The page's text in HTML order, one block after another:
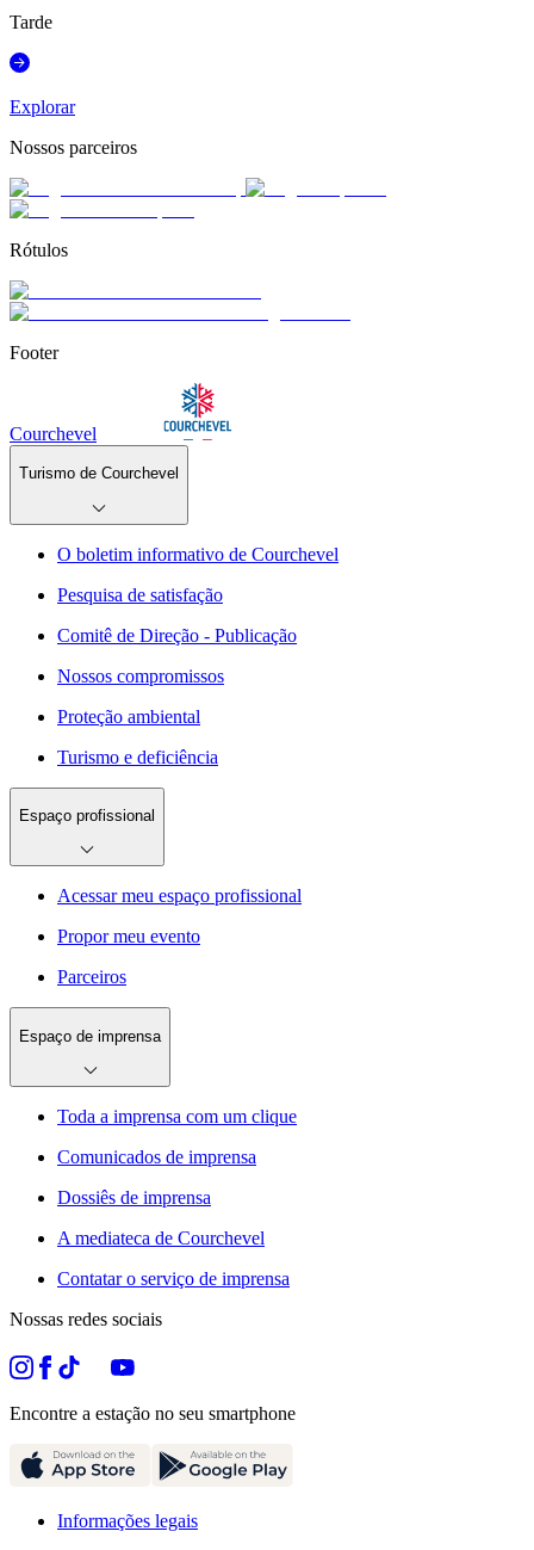
Tarde
Explorar
Nossos parceiros
Rótulos
Footer
Courchevel
Turismo de Courchevel
O boletim informativo de Courchevel
Pesquisa de satisfação
Comitê de Direção - Publicação
Nossos compromissos
Proteção ambiental
Turismo e deficiência
Espaço profissional
Acessar meu espaço profissional
Propor meu evento
Parceiros
Espaço de imprensa
Toda a imprensa com um clique
Comunicados de imprensa
Dossiês de imprensa
A mediateca de Courchevel
Contatar o serviço de imprensa
Nossas redes sociais
Encontre a estação no seu smartphone
Informações legais